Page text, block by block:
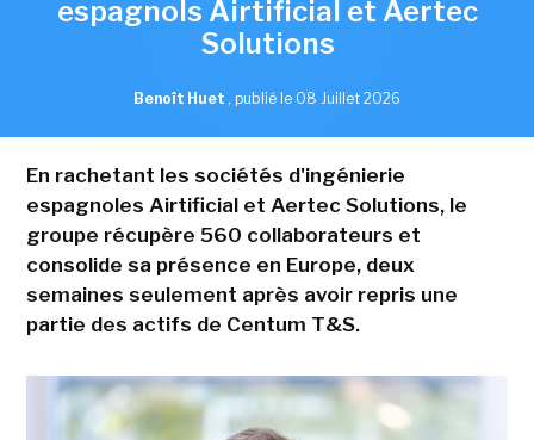
espagnols Airtificial et Aertec
Solutions
Benoît Huet , publié le 08 Juillet 2026
En rachetant les sociétés d'ingénierie
espagnoles Airtificial et Aertec Solutions, le
groupe récupère 560 collaborateurs et
consolide sa présence en Europe, deux
semaines seulement après avoir repris une
partie des actifs de Centum T&S.